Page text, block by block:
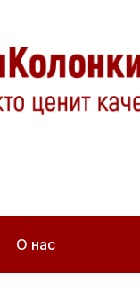
О нас